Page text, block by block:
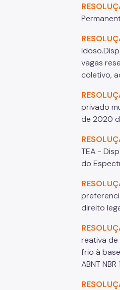
vagas
coletivo,
privado
de 2020
TEA -
do
direito
reativa
frio à
ABNT NBR